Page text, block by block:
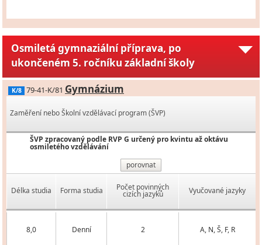
Osmiletá gymnaziální příprava, po
ukončeném 5. ročníku základní školy
K/8 79-41-K/81 Gymnázium
Zaměření nebo Školní vzdělávací program (ŠVP)
ŠVP zpracovaný podle RVP G určený pro kvintu až oktávu
osmiletého vzdělávání
porovnat
Délka studia Forma studia Počet povinných
cizích jazyků Vyučované jazyky
8,0 Denní 2 A, N, Š, F, R